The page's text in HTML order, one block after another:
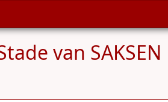
van SAKSEN